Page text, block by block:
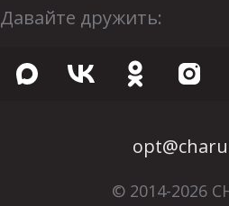
Давайте дружить:
© 2014-2026